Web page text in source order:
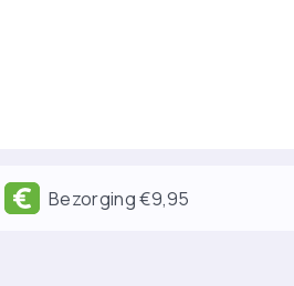
Bezorging €9,95